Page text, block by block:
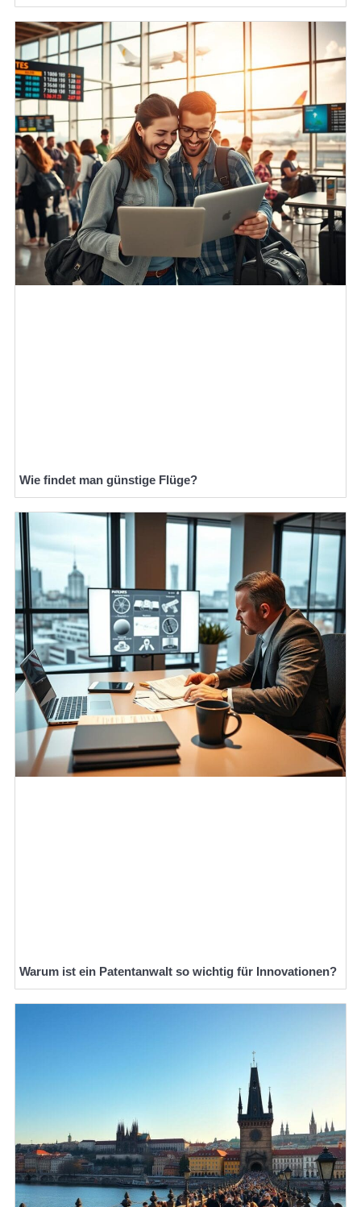
Wie findet man günstige Flüge?
Warum ist ein Patentanwalt so wichtig für Innovationen?